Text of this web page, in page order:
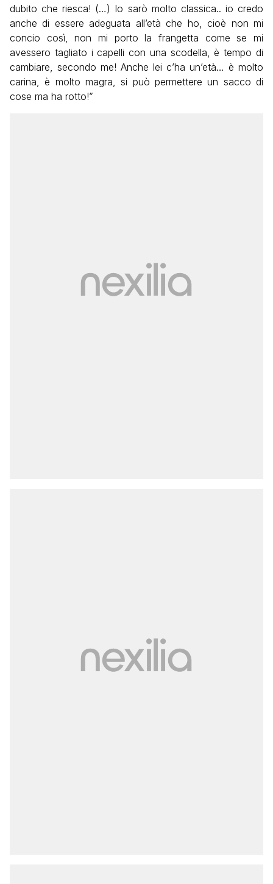
dubito che riesca! (…) Io sarò molto classica.. io credo
anche di essere adeguata all’età che ho, cioè non mi
concio così, non mi porto la frangetta come se mi
avessero tagliato i capelli con una scodella, è tempo di
cambiare, secondo me! Anche lei c’ha un’età… è molto
carina, è molto magra, si può permettere un sacco di
cose ma ha rotto!”